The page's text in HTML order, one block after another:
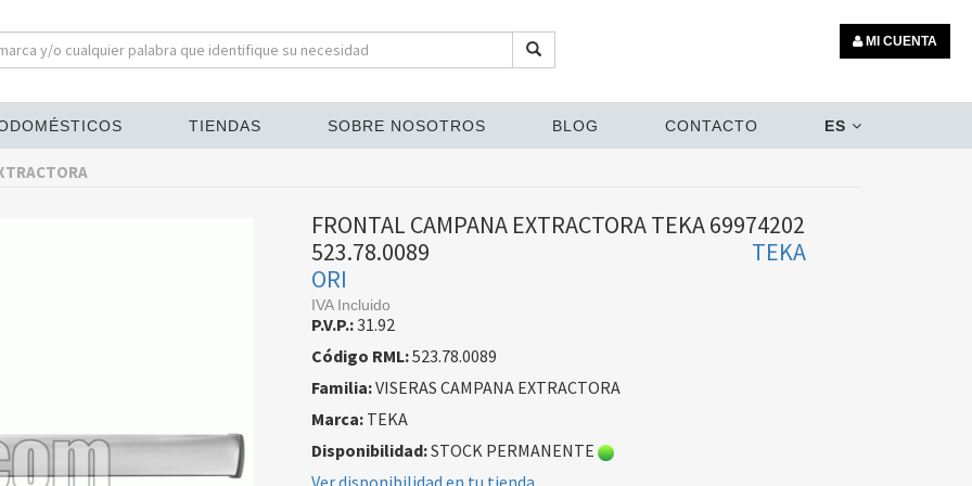
MI CUENTA
TIENDAS SOBRE NOSOTROS BLOG CONTACTO ES
FRONTAL CAMPANA EXTRACTORA TEKA 69974202
523.78.0089
TEKA
ORI
IVA Incluido
P.V.P.:31.92
Código RML:523.78.0089
Familia:VISERAS CAMPANA EXTRACTORA
Marca:TEKA
Disponibilidad:STOCK PERMANENTE
Ver disponibilidad en tu tienda